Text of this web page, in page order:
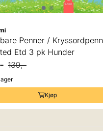
Penner / Kryssordpenn
Etd 3 pk Hunder
139,-
Kjøp